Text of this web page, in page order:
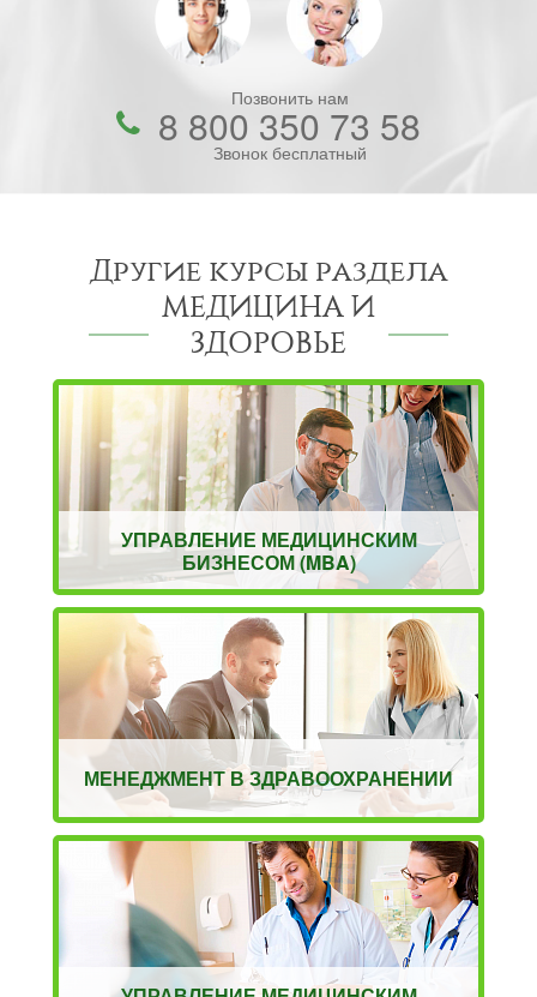
Позвонить нам
8 800 350 73 58
Звонок бесплатный
Другие курсы раздела
МЕДИЦИНА И
ЗДОРОВЬЕ
УПРАВЛЕНИЕ МЕДИЦИНСКИМ
БИЗНЕСОМ (MBA)
МЕНЕДЖМЕНТ В ЗДРАВООХРАНЕНИИ